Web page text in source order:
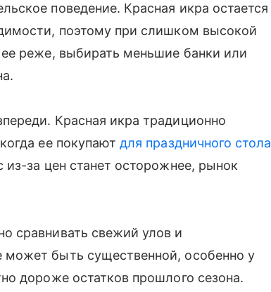
поведение. Красная икра остается
поэтому при слишком высокой
ее реже, выбирать меньшие банки или
Красная икра традиционно
ее покупаютдля праздничного стола
за цен станет осторожнее, рынок
сравнивать свежий улов и
быть существенной, особенно у
дороже остатков прошлого сезона.